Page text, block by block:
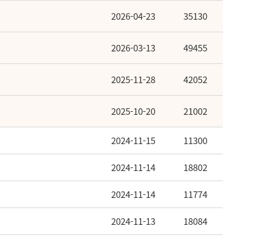
2026-04-23 35130
2026-03-13 49455
2025-11-28 42052
2025-10-20 21002
2024-11-15 11300
2024-11-14 18802
2024-11-14 11774
2024-11-13 18084